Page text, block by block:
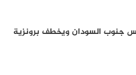
جنوب السودان ويخطف برونزية